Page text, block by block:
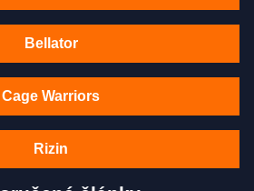
Bellator
Cage Warriors
Rizin